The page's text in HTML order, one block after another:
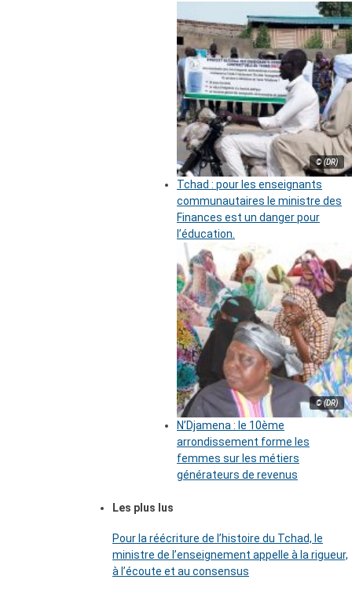
© (DR)
Tchad : pour les enseignants
communautaires le ministre des
Finances est un danger pour
l’éducation.
© (DR)
N’Djamena : le 10ème
arrondissement forme les
femmes sur les métiers
générateurs de revenus
Les plus lus
Pour la réécriture de l’histoire du Tchad, le
ministre de l’enseignement appelle à la rigueur,
à l’écoute et au consensus